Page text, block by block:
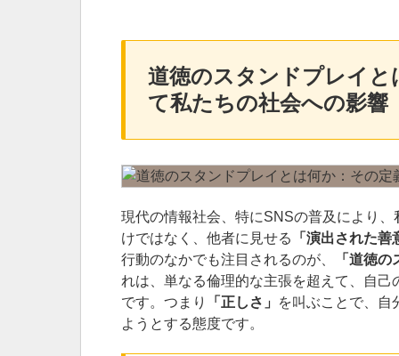
道徳のスタンドプレイと
て私たちの社会への影響
現代の情報社会、特にSNSの普及により
けではなく、他者に見せる 「演出された善
行動のなかでも注目されるのが、
「道徳
れは、単なる倫理的な主張を超えて、自
です。つまり
「正しさ」
を叫ぶことで、自
ようとする態度です。